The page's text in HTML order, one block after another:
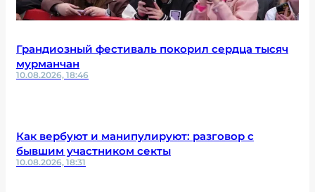
Грандиозный фестиваль покорил сердца тысяч
мурманчан
10.08.2026, 18:46
Как вербуют и манипулируют: разговор с
бывшим участником секты
10.08.2026, 18:31